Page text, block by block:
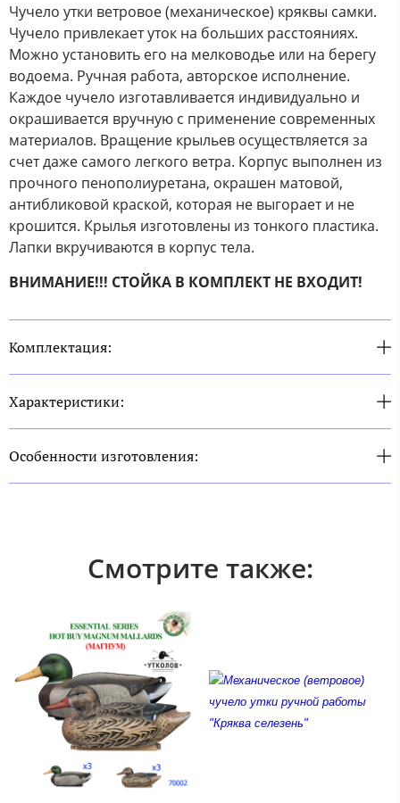
Чучело утки ветровое (механическое) кряквы самки.
Чучело привлекает уток на больших расстояниях.
Можно установить его на мелководье или на берегу
водоема. Ручная работа, авторское исполнение.
Каждое чучело изготавливается индивидуально и
окрашивается вручную с применение современных
материалов. Вращение крыльев осуществляется за
счет даже самого легкого ветра. Корпус выполнен из
прочного пенополиуретана, окрашен матовой,
антибликовой краской, которая не выгорает и не
крошится. Крылья изготовлены из тонкого пластика.
Лапки вкручиваются в корпус тела.
ВНИМАНИЕ!!! СТОЙКА В КОМПЛЕКТ НЕ ВХОДИТ!
Комплектация:
Характеристики:
Особенности изготовления:
Смотрите также: